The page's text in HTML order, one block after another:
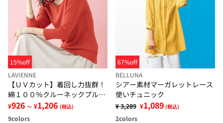
15%off
LAVIENNE
【ＵＶカット】着回し力抜群！
綿１００％クルーネックプルオ
ーバー（８分袖）＜カラフルコ
ットン＞
¥926 ～ ¥1,206 (税込)
9colors
67%off
BELLUNA
シアー素材マーガレットレース
使いチュニック
¥ 3,289 ¥1,089 (税込)
2colors